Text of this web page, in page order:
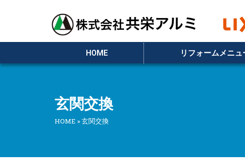
HOME リフォームメニュ
玄関交換
HOME »玄関交換